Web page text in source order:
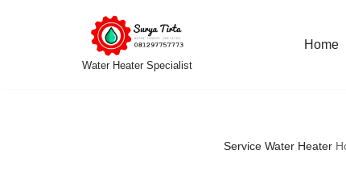
Water Heater Specialist
Home
Service Water Heater